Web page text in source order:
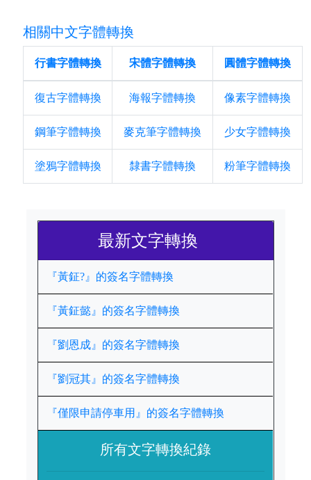
相關中文字體轉換
行書字體轉換 宋體字體轉換 圓體字體轉換
復古字體轉換 海報字體轉換 像素字體轉換
鋼筆字體轉換 麥克筆字體轉換 少女字體轉換
塗鴉字體轉換 隸書字體轉換 粉筆字體轉換
最新文字轉換
『黃鉦?』的簽名字體轉換
『黃鉦懿』的簽名字體轉換
『劉恩成』的簽名字體轉換
『劉冠其』的簽名字體轉換
『僅限申請停車用』的簽名字體轉換
所有文字轉換紀錄